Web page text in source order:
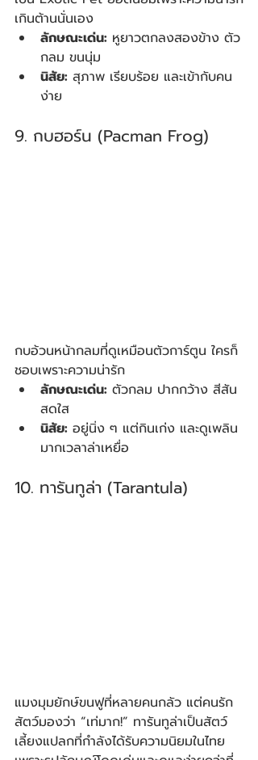
เกินต้านนั่นเอง
ลักษณะเด่น: หูยาวตกลงสองข้าง ตัว
กลม ขนนุ่ม
นิสัย: สุภาพ เรียบร้อย และเข้ากับคน
ง่าย
9. กบฮอร์น (Pacman Frog)
กบอ้วนหน้ากลมที่ดูเหมือนตัวการ์ตูน ใครก็
ชอบเพราะความน่ารัก
ลักษณะเด่น: ตัวกลม ปากกว้าง สีสัน
สดใส
นิสัย: อยู่นิ่ง ๆ แต่กินเก่ง และดูเพลิน
มากเวลาล่าเหยื่อ
10. ทารันทูล่า (Tarantula)
แมงมุมยักษ์ขนฟูที่หลายคนกลัว แต่คนรัก
สัตว์มองว่า “เท่มาก!” ทารันทูล่าเป็นสัตว์
เลี้ยงแปลกที่กำลังได้รับความนิยมในไทย